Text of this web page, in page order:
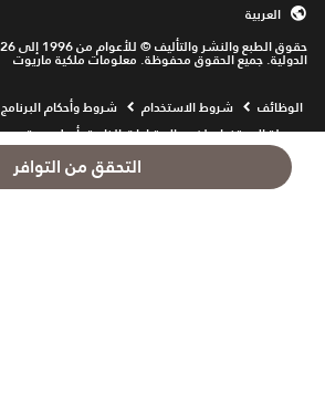
التحقق من التوافر
الدولية. جميع الحقوق محفوظة. معلومات ملكية ماريوت
العربية
الوظائف Opens a new window
شروط الاستخدام شروط وأحكام البرنامج
سهولة الاستخدام لذوي الاحتياجات الخاصة بأسلوب رقمي
مركز المساعدة